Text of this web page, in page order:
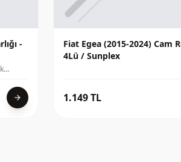
-
arrow_forward
Fiat Egea (2015-2024) Cam
4Lü / Sunplex
1.149 TL